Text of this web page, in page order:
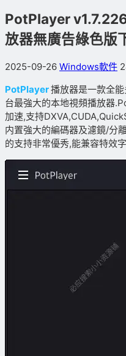
PotPlayer
放器無廣告綠色版
2025-09-26 Windows軟件
PotPlayer播放器是一款全
台最強大的本地視頻播放器
加速,支持
内置強大的編碼器及濾鏡/分
的支持非常優秀,能兼容特效